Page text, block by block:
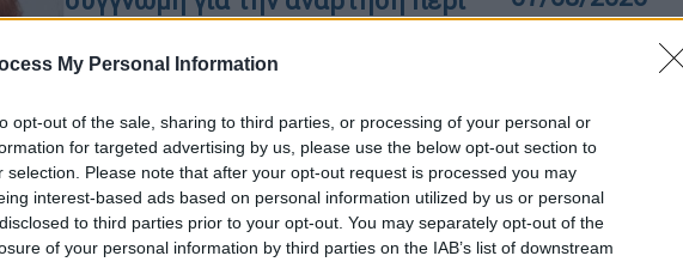
My Personal Information
opt-out of the sale, sharing to third parties, or processing of your personal or
for targeted advertising by us, please use the below opt-out section to
selection. Please note that after your opt-out request is processed you may
interest-based ads based on personal information utilized by us or personal
to third parties prior to your opt-out. You may separately opt-out of the
of your personal information by third parties on the IAB’s list of downstream
θανάτου της Χρυσούλας Διαβάτη
Μία μακάβρια ανάρτηση προκάλεσε
της Χρυσούλας Διαβάτη, Νικήτα
Τσακίρογλου
ΑΠΟΣΠΑΣΜΑΤΑ...
Μνημόσυνο
Α΄